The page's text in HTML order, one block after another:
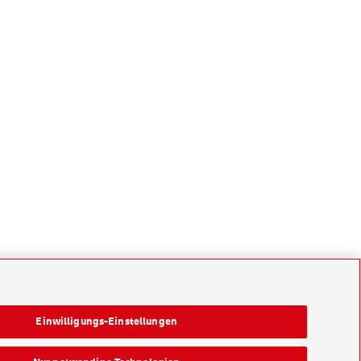
Einwilligungs-Einstellungen